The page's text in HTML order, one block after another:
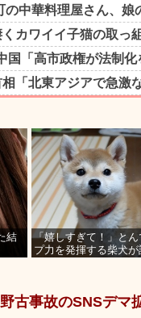
結
「嬉しすぎて！」と
プ力を発揮する柴犬が
野古事故のSNSデ